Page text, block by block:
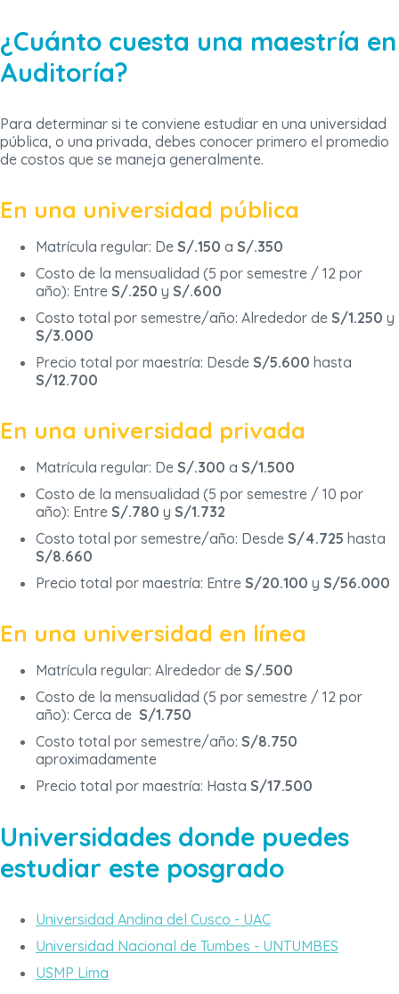
¿Cuánto cuesta una maestría en
Auditoría?
Para determinar si te conviene estudiar en una universidad
pública, o una privada, debes conocer primero el promedio
de costos que se maneja generalmente.
En una universidad pública
Matrícula regular: De S/.150 a S/.350
Costo de la mensualidad (5 por semestre / 12 por
año): Entre S/.250 y S/.600
Costo total por semestre/año: Alrededor de S/1.250 y
S/3.000
Precio total por maestría: Desde S/5.600 hasta
S/12.700
En una universidad privada
Matrícula regular: De S/.300 a S/1.500
Costo de la mensualidad (5 por semestre / 10 por
año): Entre S/.780 y S/1.732
Costo total por semestre/año: Desde S/4.725 hasta
S/8.660
Precio total por maestría: Entre S/20.100 y S/56.000
En una universidad en línea
Matrícula regular: Alrededor de S/.500
Costo de la mensualidad (5 por semestre / 12 por
año): Cerca de S/1.750
Costo total por semestre/año: S/8.750
aproximadamente
Precio total por maestría: Hasta S/17.500
Universidades donde puedes
estudiar este posgrado
Universidad Andina del Cusco - UAC
Universidad Nacional de Tumbes - UNTUMBES
USMP Lima